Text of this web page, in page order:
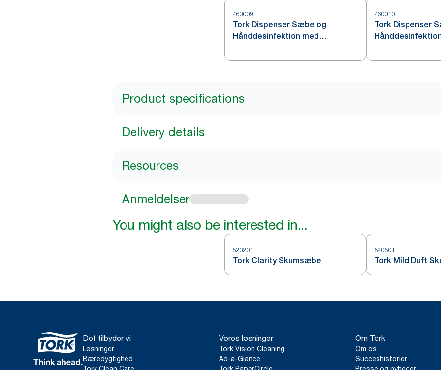
460009
Tork Dispenser Sæbe og
Hånddesinfektion med
S4
460010
Tork Dispenser
Product specifications
Delivery details
Resources
Anmeldelser
You might also be interested in...
520201
Tork Clarity Skumsæbe
520501
Tork Mild Duft
Det tilbyder vi
Løsninger
Bæredygtighed
Tork Clean Care
Vores løsninger
Tork Vision Cleaning
Ad-a-Glance
Tork PaperCircle
Om Tork
Om os
Succeshistorier
Presse og nyheder